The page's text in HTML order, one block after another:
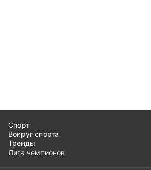
Спорт
Вокруг спорта
Тренды
Лига чемпионов